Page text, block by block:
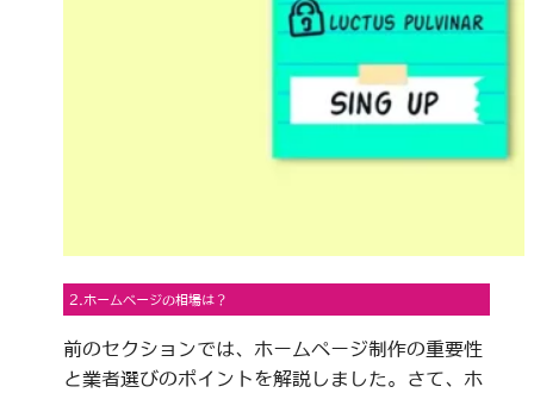
2.ホームページの相場は？
前のセクションでは、ホームページ制作の重要性
と業者選びのポイントを解説しました。さて、ホ